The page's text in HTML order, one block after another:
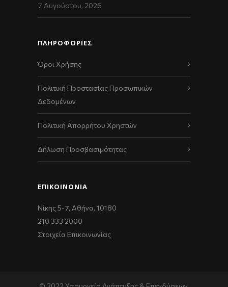
7 Αυγούστου, 2026
ΠΛΗΡΟΦΟΡΙΕΣ
Όροι Χρήσης
Πολιτική Προστασίας Προσωπικών
Δεδομένων
Πολιτική Απορρήτου Χρηστών
Δήλωση Προσβασιμότητας
ΕΠΙΚΟΙΝΩΝΊΑ
Νίκης 5-7, Αθήνα, 10180
210 333 2000
Στοιχεία Επικοινωνίας